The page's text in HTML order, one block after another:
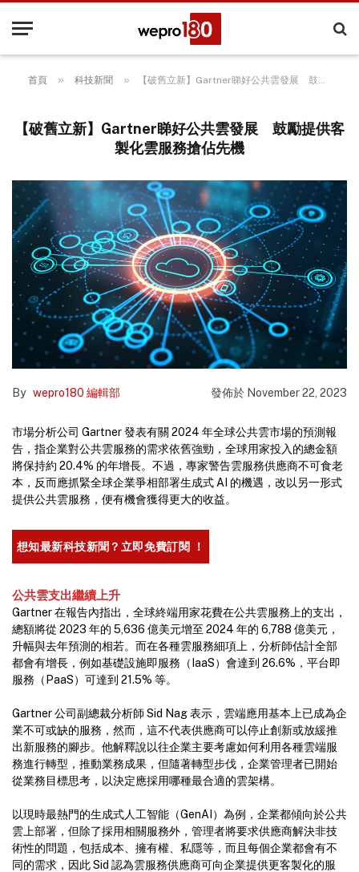
首頁 » 科技新聞 » 【破舊立新】Gartner睇好公共雲發展 鼓勵提供客製化雲服務搶佔先機
【破舊立新】Gartner睇好公共雲發展 鼓勵提供客
製化雲服務搶佔先機
By wepro180 編輯部 發佈於 November 22, 2023
市場分析公司 Gartner 發表有關 2024 年全球公共雲市場的預測報
告，指企業對公共雲服務的需求依舊強勁，全球用家投入的總金額
將保持約 20.4% 的年增長。不過，專家警告雲服務供應商不可食老
本，反而應抓緊全球企業爭相部署生成式 AI 的機遇，改以另一形式
提供公共雲服務，便有機會獲得更大的收益。
想知最新科技新聞？立即免費訂閱 ！
公共雲支出繼續上升
Gartner 在報告內指出，全球終端用家花費在公共雲服務上的支出，
總額將從 2023 年的 5,636 億美元增至 2024 年的 6,788 億美元，
升幅與去年預測的相若。而在各種雲服務細項上，分析師估計全部
都會有增長，例如基礎設施即服務（IaaS）會達到 26.6%，平台即
服務（PaaS）可達到 21.5% 等。
Gartner 公司副總裁分析師 Sid Nag 表示，雲端應用基本上已成為企
業不可或缺的服務，然而，這不代表供應商可以停止創新或放緩推
出新服務的腳步。他解釋說以往企業主要考慮如何利用各種雲端服
務進行轉型，推動業務成果，但隨著轉型步伐，企業管理者已開始
從業務目標思考，以決定應採用哪種最合適的雲架構。
以現時最熱門的生成式人工智能（GenAI）為例，企業都傾向於公共
雲上部署，但除了採用相關服務外，管理者將要求供應商解決非技
術性的問題，包括成本、擁有權、私隱等，而且每個企業都會有不
同的需求，因此 Sid 認為雲服務供應商可向企業提供更客製化的服